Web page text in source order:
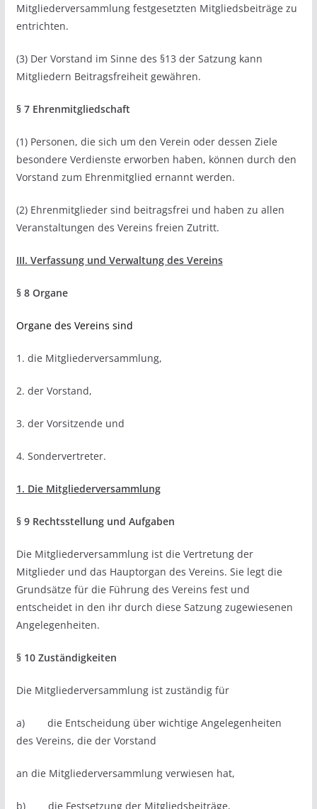
Mitgliederversammlung festgesetzten Mitgliedsbeiträge zu
entrichten.
(3) Der Vorstand im Sinne des §13 der Satzung kann
Mitgliedern Beitragsfreiheit gewähren.
§ 7 Ehrenmitgliedschaft
(1) Personen, die sich um den Verein oder dessen Ziele
besondere Verdienste erworben haben, können durch den
Vorstand zum Ehrenmitglied ernannt werden.
(2) Ehrenmitglieder sind beitragsfrei und haben zu allen
Veranstaltungen des Vereins freien Zutritt.
III. Verfassung und Verwaltung des Vereins
§ 8 Organe
Organe des Vereins sind
1. die Mitgliederversammlung,
2. der Vorstand,
3. der Vorsitzende und
4. Sondervertreter.
1. Die Mitgliederversammlung
§ 9 Rechtsstellung und Aufgaben
Die Mitgliederversammlung ist die Vertretung der
Mitglieder und das Hauptorgan des Vereins. Sie legt die
Grundsätze für die Führung des Vereins fest und
entscheidet in den ihr durch diese Satzung zugewiesenen
Angelegenheiten.
§ 10 Zuständigkeiten
Die Mitgliederversammlung ist zuständig für
a) die Entscheidung über wichtige Angelegenheiten
des Vereins, die der Vorstand
an die Mitgliederversammlung verwiesen hat,
b) die Festsetzung der Mitgliedsbeiträge,